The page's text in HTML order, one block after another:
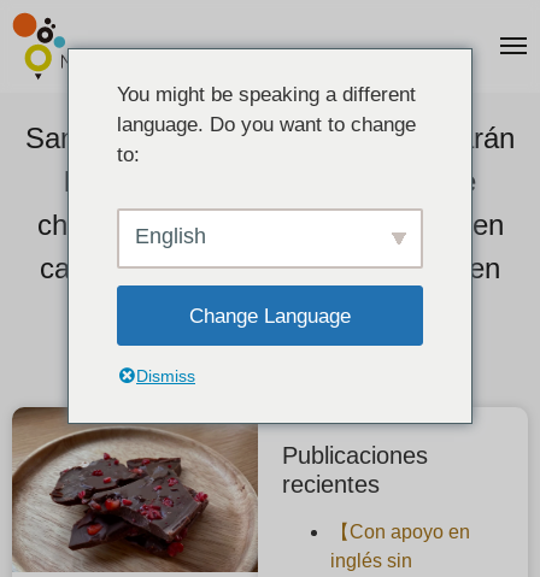
San Valentín: joyas caseras que harán
las delicias y recetas caseras de
chocolate fresco ¡fáciles de hacer en
casa! ¡Los veganos también pueden
comer con usted!
Publicaciones
recientes
【Con apoyo en
inglés sin
You might be speaking a different
language. Do you want to change
to:
English
Change Language
Dismiss